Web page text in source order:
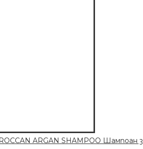
ARGAN SHAMPOO Шампоан